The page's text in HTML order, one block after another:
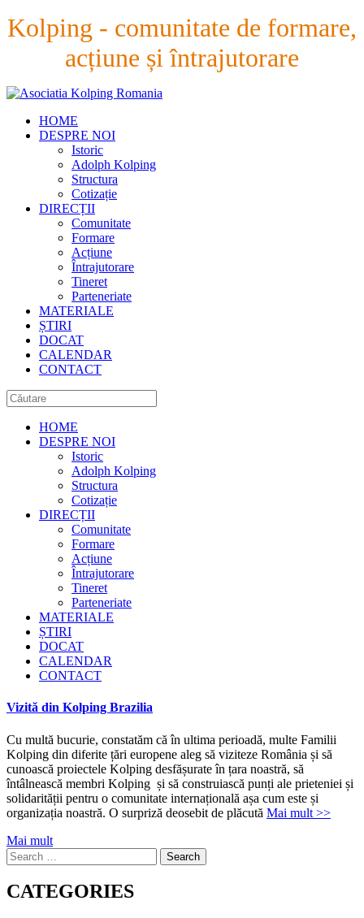
Kolping - comunitate de formare,
acțiune și întrajutorare
HOME
DESPRE NOI
Istoric
Adolph Kolping
Structura
Cotizație
DIRECȚII
Comunitate
Formare
Acțiune
Întrajutorare
Tineret
Parteneriate
MATERIALE
ȘTIRI
DOCAT
CALENDAR
CONTACT
HOME
DESPRE NOI
Istoric
Adolph Kolping
Structura
Cotizație
DIRECȚII
Comunitate
Formare
Acțiune
Întrajutorare
Tineret
Parteneriate
MATERIALE
ȘTIRI
DOCAT
CALENDAR
CONTACT
Vizită din Kolping Brazilia
Cu multă bucurie, constatăm că în ultima perioadă, multe Familii
Kolping din diferite țări europene aleg să viziteze România și să
cunoască proiectele Kolping desfășurate în țara noastră, să
întâlnească membri Kolping și să construiască punți ale prieteniei și
solidarității pentru o comunitate internațională așa cum este și
organizația noastră. O surpriză deosebit de plăcută Mai mult >>
Mai mult
Search
for:
CATEGORIES